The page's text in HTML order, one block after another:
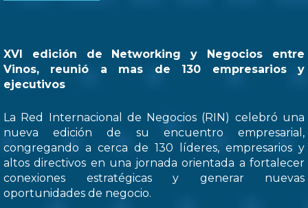
XVI edición de Networking y Negocios entre
Vinos, reunió a mas de 130 empresarios y
ejecutivos
La Red Internacional de Negocios (RIN) celebró una
nueva edición de su encuentro empresarial,
congregando a cerca de 130 líderes, empresarios y
altos directivos en una jornada orientada a fortalecer
conexiones estratégicas y generar nuevas
oportunidades de negocio.